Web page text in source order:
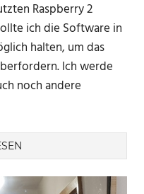
Raspberry 2
ich die Software in
halten, um das
Ich werde
noch andere